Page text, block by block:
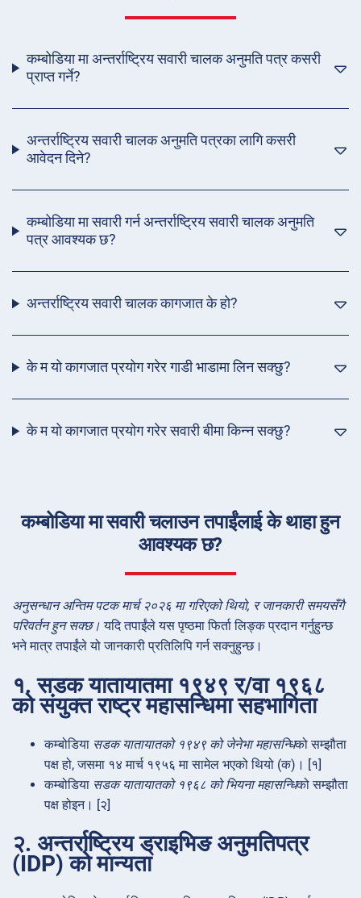
कम्बोडिया मा अन्तर्राष्ट्रिय सवारी चालक अनुमति पत्र कसरी
प्राप्त गर्ने?
अन्तर्राष्ट्रिय सवारी चालक अनुमति पत्रका लागि कसरी
आवेदन दिने?
कम्बोडिया मा सवारी गर्न अन्तर्राष्ट्रिय सवारी चालक अनुमति
पत्र आवश्यक छ?
अन्तर्राष्ट्रिय सवारी चालक कागजात के हो?
के म यो कागजात प्रयोग गरेर गाडी भाडामा लिन सक्छु?
के म यो कागजात प्रयोग गरेर सवारी बीमा किन्न सक्छु?
कम्बोडिया मा सवारी चलाउन तपाईंलाई के थाहा हुन
आवश्यक छ?
अनुसन्धान अन्तिम पटक मार्च २०२६ मा गरिएको थियो, र जानकारी समयसँगै
परिवर्तन हुन सक्छ। यदि तपाईंले यस पृष्ठमा फिर्ता लिङ्क प्रदान गर्नुहुन्छ
भने मात्र तपाईंले यो जानकारी प्रतिलिपि गर्न सक्नुहुन्छ।
१. सडक यातायातमा १९४९ र/वा १९६८
को संयुक्त राष्ट्र महासन्धिमा सहभागिता
कम्बोडिया सडक यातायातको १९४९ को जेनेभा महासन्धिको सम्झौता
पक्ष हो, जसमा १४ मार्च १९५६ मा सामेल भएको थियो (क)। [१]
कम्बोडिया सडक यातायातको १९६८ को भियना महासन्धिको सम्झौता
पक्ष होइन। [२]
२. अन्तर्राष्ट्रिय ड्राइभिङ अनुमतिपत्र
(IDP) को मान्यता